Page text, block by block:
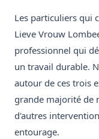
Les particuliers qui
Lieve Vrouw
professionnel qui
un travail durable.
autour de ces trois
grande majorité de
d'autres
entourage.